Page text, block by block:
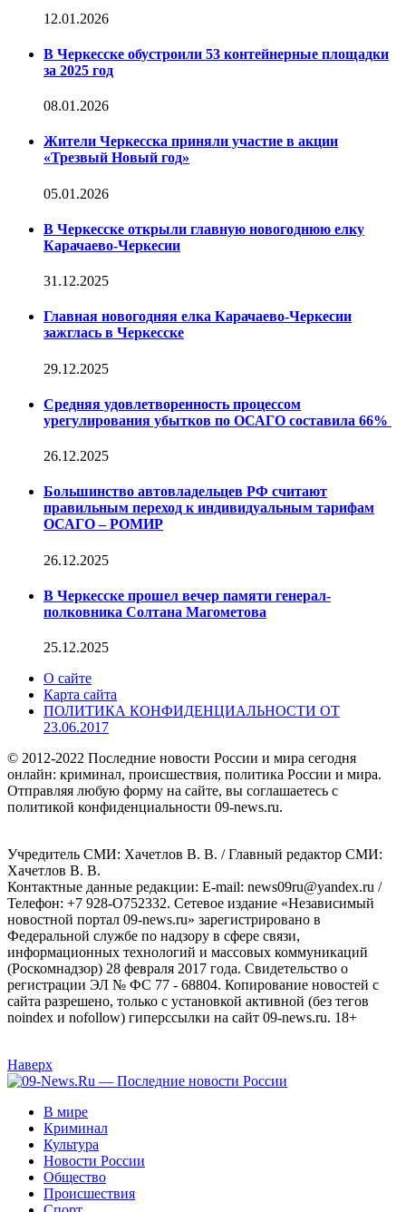
12.01.2026
В Черкесске обустроили 53 контейнерные площадки
за 2025 год
08.01.2026
Жители Черкесска приняли участие в акции
«Трезвый Новый год»
05.01.2026
В Черкесске открыли главную новогоднюю елку
Карачаево-Черкесии
31.12.2025
Главная новогодняя елка Карачаево-Черкесии
зажглась в Черкесске
29.12.2025
Средняя удовлетворенность процессом
урегулирования убытков по ОСАГО составила 66%
26.12.2025
Большинство автовладельцев РФ считают
правильным переход к индивидуальным тарифам
ОСАГО – РОМИР
26.12.2025
В Черкесске прошел вечер памяти генерал-
полковника Солтана Магометова
25.12.2025
О сайте
Карта сайта
ПОЛИТИКА КОНФИДЕНЦИАЛЬНОСТИ ОТ
23.06.2017
© 2012-2022 Последние новости России и мира сегодня
онлайн: криминал, происшествия, политика России и мира.
Отправляя любую форму на сайте, вы соглашаетесь с
политикой конфиденциальности 09-news.ru.
Учредитель СМИ: Хaчeтлoв B. B. / Главный редактор СМИ:
Хaчeтлoв B. B.
Контактные данные редакции: E-mail: news09ru@yandex.ru /
Телефон: +7 928-O752332. Сетевое издание «Независимый
новостной портал 09-news.ru» зарегистрировано в
Федеральной службе по надзору в сфере связи,
информационных технологий и массовых коммуникаций
(Роскомнадзор) 28 февраля 2017 года. Свидетельство о
регистрации ЭЛ № ФС 77 - 68804. Копирование новостей с
сайта разрешено, только с установкой активной (без тегов
noindex и nofollow) гиперссылки на сайт 09-news.ru. 18+
Наверх
В мире
Криминал
Культура
Новости России
Общество
Происшествия